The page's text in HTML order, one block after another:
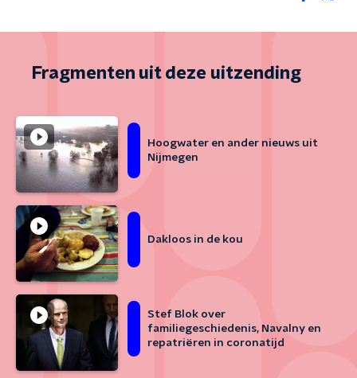
Fragmenten uit deze uitzending
Hoogwater en ander nieuws uit
Nijmegen
Dakloos in de kou
Stef Blok over
familiegeschiedenis, Navalny en
repatriëren in coronatijd